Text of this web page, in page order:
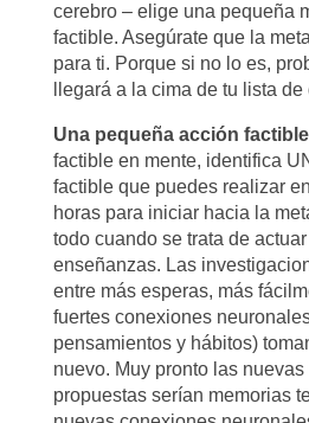
cerebro – elige una pequeña
factible. Asegúrate que la
para ti. Porque si no lo es,
llegará a la cima de tu lista
Una pequeña acción
factible en mente, identifica
factible que puedes realizar
horas para iniciar hacia la
todo cuando se trata de
enseñanzas. Las
entre más esperas, más
fuertes conexiones
pensamientos y hábitos)
nuevo. Muy pronto las
propuestas serían memorias